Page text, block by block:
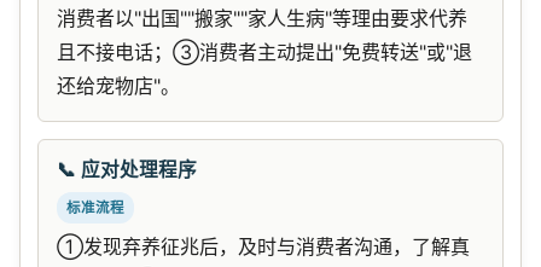
消费者以"出国""搬家""家人生病"等理由要求代养
且不接电话；③消费者主动提出"免费转送"或"退
还给宠物店"。
📞 应对处理程序
标准流程
①发现弃养征兆后，及时与消费者沟通，了解真